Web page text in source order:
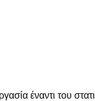
έναντι του